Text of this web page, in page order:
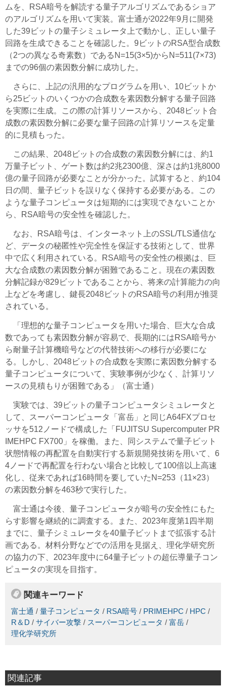
ムを、RSA暗号を解読する量子アルゴリズムであるショア
のアルゴリズムを用いて実装。富士通が2022年9月に開発
した39ビットの量子シミュレータ上で動かし、正しい量子
回路を生成できることを確認した。9ビットのRSA型合成数
（2つの異なる奇素数）であるN=15(3×5)からN=511(7×73)
までの96個の素因数分解に成功した。
さらに、上記の汎用的なプログラムを用い、10ビットか
ら25ビットのいくつかの合成数を素因数分解する量子回路
を実際に生成。この際の計算リソースから、2048ビット合
成数の素因数分解に必要な量子回路の計算リソースを定量
的に見積もった。
この結果、2048ビットの合成数の素因数分解には、約1
万量子ビット、ゲート数は約2兆2300億、深さは約1兆8000
億の量子回路が必要なことが分かった。試算すると、約104
日の間、量子ビットを誤りなく保持する必要がある。この
ような量子コンピュータは短期的には実現できないことか
ら、RSA暗号の安全性を確認した。
なお、RSA暗号は、インターネット上のSSL/TLS通信な
ど、データの秘匿性や完全性を保証する技術として、世界
中で広く利用されている。RSA暗号の安全性の根拠は、巨
大な合成数の素因数分解が困難であること。現在の素因数
分解記録が829ビットであることから、将来の計算能力の向
上などを考慮し、鍵長2048ビットのRSA暗号の利用が推奨
されている。
「理想的な量子コンピュータを用いた場合、巨大な合成
数であっても素因数分解が容易で、長期的にはRSA暗号か
ら耐量子計算機暗号などの代替技術への移行が必要にな
る。しかし、2048ビットの合成数を実際に素因数分解する
量子コンピュータについて、実験事例が少なく、計算リソ
ースの見積もりが困難である」（富士通）
実験では、39ビットの量子コンピュータシミュレータと
して、スーパーコンピュータ「富岳」と同じA64FXプロセ
ッサを512ノードで構成した「FUJITSU Supercomputer PR
IMEHPC FX700」を稼働。また、同システムで量子ビット
状態情報の再配置を自動実行する新規開発技術を用いて、6
4ノードで再配置を行わない場合と比較して100倍以上高速
化し、従来であれば16時間を要していたN=253（11×23）
の素因数分解を463秒で実行した。
富士通は今後、量子コンピュータが暗号の安全性にもた
らす影響を継続的に調査する。また、2023年度第1四半期
までに、量子シミュレータを40量子ビットまで拡張する計
画である。材料分野などでの活用を見据え、理化学研究所
の協力の下、2023年度中に64量子ビットの超伝導量子コン
ピュータの実現を目指す。
関連キーワード
富士通 / 量子コンピュータ / RSA暗号 / PRIMEHPC / HPC /
R＆D / サイバー攻撃 / スーパーコンピュータ / 富岳 /
理化学研究所
関連記事